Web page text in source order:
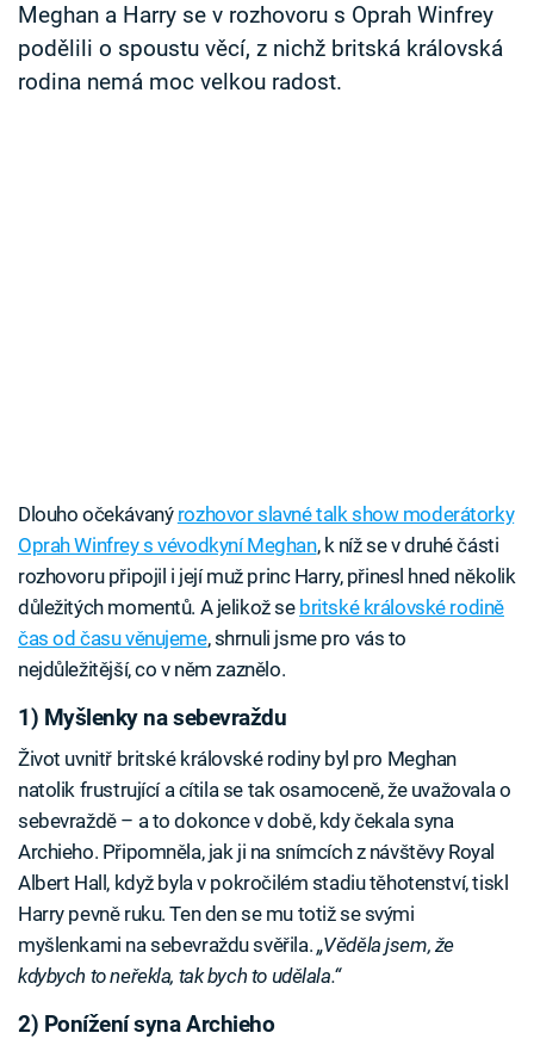
Sledujte nás
Meghan a Harry se v rozhovoru s Oprah Winfrey
podělili o spoustu věcí, z nichž britská královská
rodina nemá moc velkou radost.
Dlouho očekávaný rozhovor slavné talk show moderátorky
Oprah Winfrey s vévodkyní Meghan, k níž se v druhé části
rozhovoru připojil i její muž princ Harry, přinesl hned několik
důležitých momentů. A jelikož se britské královské rodině
čas od času věnujeme, shrnuli jsme pro vás to
nejdůležitější, co v něm zaznělo.
1) Myšlenky na sebevraždu
Život uvnitř britské královské rodiny byl pro Meghan
natolik frustrující a cítila se tak osamoceně, že uvažovala o
sebevraždě – a to dokonce v době, kdy čekala syna
Archieho. Připomněla, jak ji na snímcích z návštěvy Royal
Albert Hall, když byla v pokročilém stadiu těhotenství, tiskl
Harry pevně ruku. Ten den se mu totiž se svými
myšlenkami na sebevraždu svěřila. „Věděla jsem, že
kdybych to neřekla, tak bych to udělala.“
2) Ponížení syna Archieho